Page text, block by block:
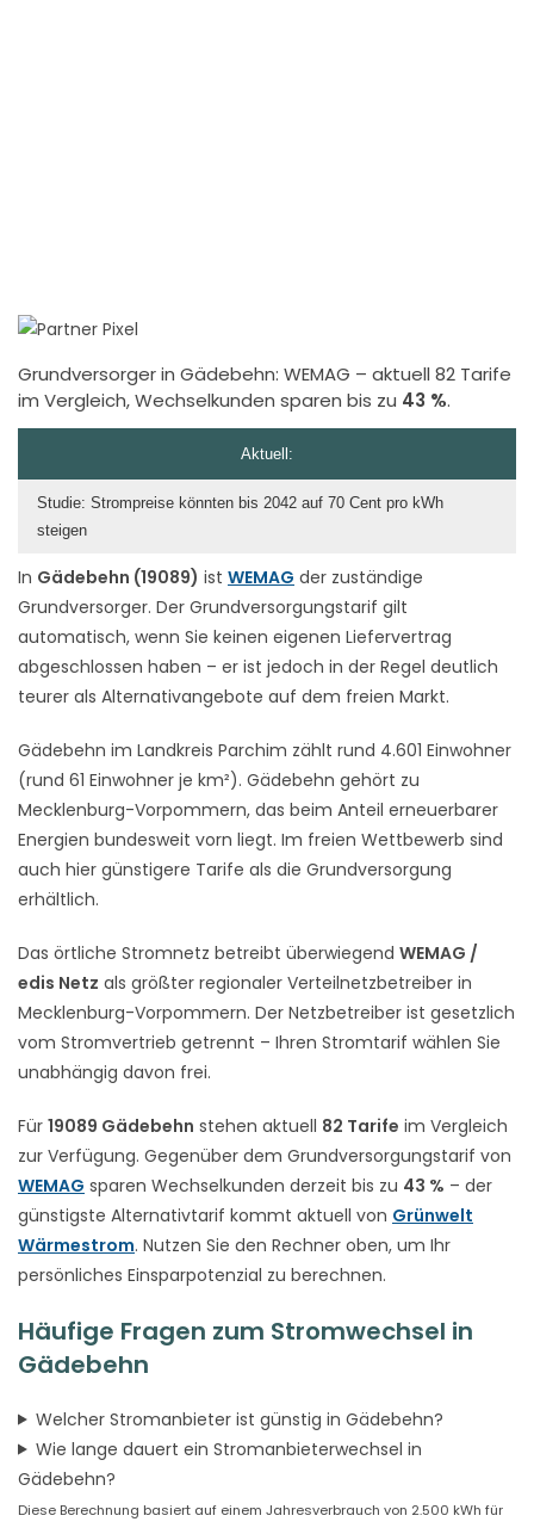
Grundversorger in Gädebehn: WEMAG – aktuell 82 Tarife
im Vergleich, Wechselkunden sparen bis zu 43 %.
In Gädebehn (19089) ist WEMAG der zuständige
Grundversorger. Der Grundversorgungstarif gilt
automatisch, wenn Sie keinen eigenen Liefervertrag
abgeschlossen haben – er ist jedoch in der Regel deutlich
teurer als Alternativangebote auf dem freien Markt.
Gädebehn im Landkreis Parchim zählt rund 4.601 Einwohner
(rund 61 Einwohner je km²). Gädebehn gehört zu
Mecklenburg-Vorpommern, das beim Anteil erneuerbarer
Energien bundesweit vorn liegt. Im freien Wettbewerb sind
auch hier günstigere Tarife als die Grundversorgung
erhältlich.
Das örtliche Stromnetz betreibt überwiegend WEMAG /
edis Netz als größter regionaler Verteilnetzbetreiber in
Mecklenburg-Vorpommern. Der Netzbetreiber ist gesetzlich
vom Stromvertrieb getrennt – Ihren Stromtarif wählen Sie
unabhängig davon frei.
Für 19089 Gädebehn stehen aktuell 82 Tarife im Vergleich
zur Verfügung. Gegenüber dem Grundversorgungstarif von
WEMAG sparen Wechselkunden derzeit bis zu 43 % – der
günstigste Alternativtarif kommt aktuell von Grünwelt
Wärmestrom. Nutzen Sie den Rechner oben, um Ihr
persönliches Einsparpotenzial zu berechnen.
Häufige Fragen zum Stromwechsel in
Gädebehn
Welcher Stromanbieter ist günstig in Gädebehn?
Wie lange dauert ein Stromanbieterwechsel in
Gädebehn?
Diese Berechnung basiert auf einem Jahresverbrauch von 2.500 kWh für
Aktuell:
Studie: Strompreise könnten bis 2042 auf 70 Cent pro kWh
steigen